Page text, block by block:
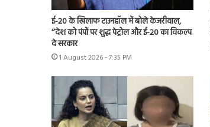
ई-20 के खिलाफ टाउनहॉल में बोले केजरीवाल,
‘‘देश को पंपों पर शुद्ध पेट्रोल और ई-20 का विकल्प
दे सरकार
1 August 2026 - 7:35 PM